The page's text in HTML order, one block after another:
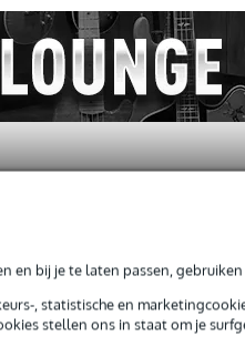
en bij je te laten passen,
, statistische en
stellen ons in staat om je